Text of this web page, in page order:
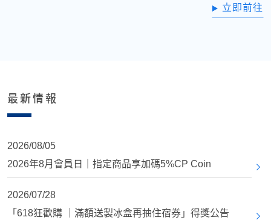
立即前往
最新情報
2026/08/05
2026年8月會員日｜指定商品享加碼5%CP Coin
2026/07/28
「618狂歡購 ｜滿額送製冰盒再抽住宿券」得獎公告